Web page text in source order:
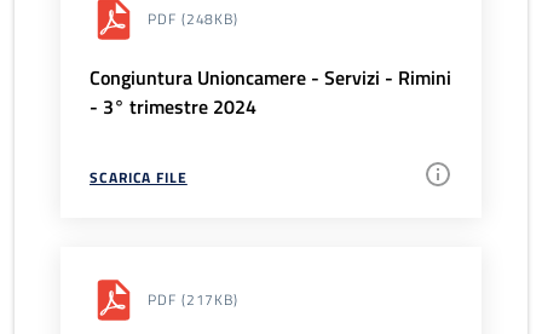
PDF (248KB)
Congiuntura Unioncamere - Servizi - Rimini
- 3° trimestre 2024
SCARICA FILE
PDF (217KB)